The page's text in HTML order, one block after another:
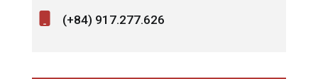
(+84) 917.277.626